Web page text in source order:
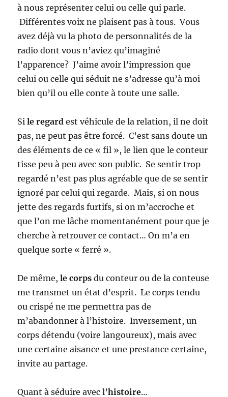
à nous représenter celui ou celle qui parle.
Différentes voix ne plaisent pas à tous. Vous
avez déjà vu la photo de personnalités de la
radio dont vous n’aviez qu’imaginé
l’apparence? J’aime avoir l’impression que
celui ou celle qui séduit ne s’adresse qu’à moi
bien qu’il ou elle conte à toute une salle.
Sile regard est véhicule de la relation, il ne doit
pas, ne peut pas être forcé. C’est sans doute un
des éléments de ce « fil », le lien que le conteur
tisse peu à peu avec son public. Se sentir trop
regardé n’est pas plus agréable que de se sentir
ignoré par celui qui regarde. Mais, si on nous
jette des regards furtifs, si on m’accroche et
que l’on me lâche momentanément pour que je
cherche à retrouver ce contact… On m’a en
quelque sorte « ferré ».
De même,le corps du conteur ou de la conteuse
me transmet un état d’esprit. Le corps tendu
ou crispé ne me permettra pas de
m’abandonner à l’histoire. Inversement, un
corps détendu (voire langoureux), mais avec
une certaine aisance et une prestance certaine,
invite au partage.
Quant à séduire avec l’histoire…